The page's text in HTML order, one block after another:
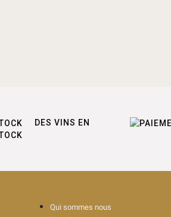
DES VINS EN
Qui sommes nous